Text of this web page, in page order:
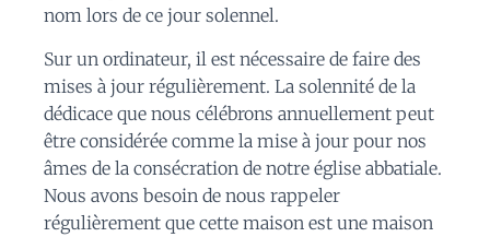
nom lors de ce jour solennel.
Sur un ordinateur, il est nécessaire de faire des
mises à jour régulièrement. La solennité de la
dédicace que nous célébrons annuellement peut
être considérée comme la mise à jour pour nos
âmes de la consécration de notre église abbatiale.
Nous avons besoin de nous rappeler
régulièrement que cette maison est une maison